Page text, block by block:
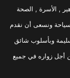
, الأسرة , الصحة
ونسعى أن نقدم
وبأسلوب شائق
أجل زواره في جميع